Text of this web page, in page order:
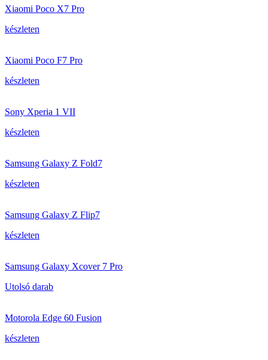
Xiaomi Poco X7 Pro
készleten
Xiaomi Poco F7 Pro
készleten
Sony Xperia 1 VII
készleten
Samsung Galaxy Z Fold7
készleten
Samsung Galaxy Z Flip7
készleten
Samsung Galaxy Xcover 7 Pro
Utolsó darab
Motorola Edge 60 Fusion
készleten